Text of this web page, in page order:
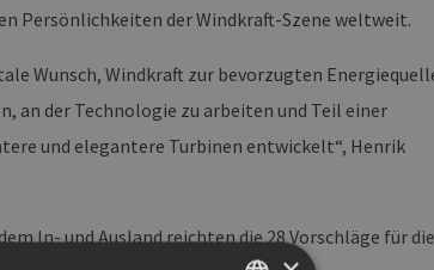
Persönlichkeiten der Windkraft-Szene weltweit.
Wunsch, Windkraft zur bevorzugten
an der Technologie zu arbeiten und Teil einer
und elegantere Turbinen entwickelt“, Henrik
In- und Ausland reichten die 28 Vorschläge für die